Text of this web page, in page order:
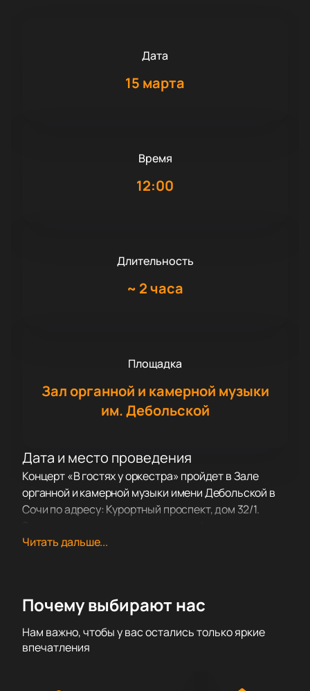
Дата
15 марта
Время
12:00
Длительность
~ 2 часа
Площадка
Зал органной и камерной музыки
им. Дебольской
Дата и место проведения
Концерт «В гостях у оркестра» пройдет в Зале
органной и камерной музыки имени Дебольской в
Сочи по адресу: Курортный проспект, дом 32/1.
акустика, поэтому слушатели получают максимум
«В гостях у оркестра» открывает перед зрителями
мир живого исполнения и дарит встречу с
Оркестром народных инструментов «Русский
Читать дальше...
Почему выбирают нас
Нам важно, чтобы у вас остались только яркие
впечатления